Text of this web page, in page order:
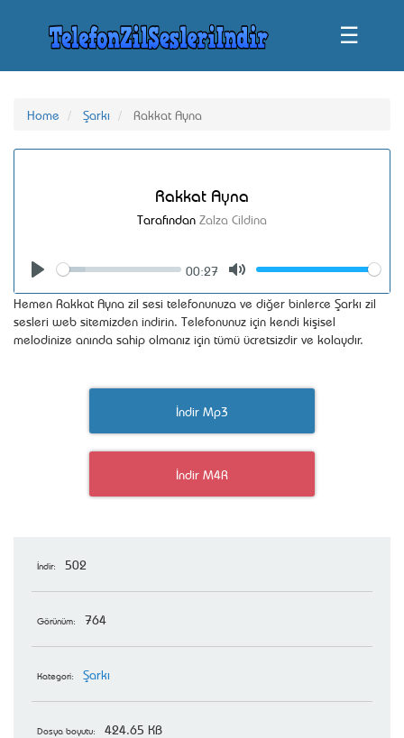
☰
Home Şarkı Rakkat Ayna
Rakkat Ayna
Tarafından Zalza Cildina
Seek
00:27
Volume
Hemen Rakkat Ayna zil sesi telefonunuza ve diğer binlerce Şarkı zil
sesleri web sitemizden indirin. Telefonunuz için kendi kişisel
melodinize anında sahip olmanız için tümü ücretsizdir ve kolaydır.
İndir Mp3
İndir M4R
İndir: 502
Görünüm: 764
Kategori: Şarkı
Dosya boyutu: 424.65 KB